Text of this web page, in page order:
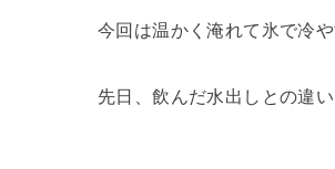
今回は温かく淹れて氷で冷
先日、飲んだ水出しとの違